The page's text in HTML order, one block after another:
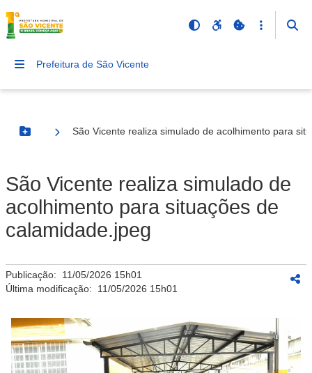
Prefeitura de São Vicente
Botão Menu
São Vicente realiza simulado de acolhimento para
São Vicente realiza simulado de
acolhimento para situações de
calamidade.jpeg
Publicação: 11/05/2026 15h01
Última modificação: 11/05/2026 15h01